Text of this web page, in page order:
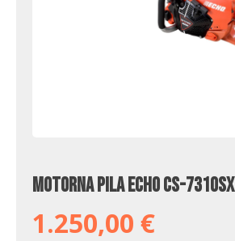
Motorna pila Echo CS-7310SX
1.250,00 €